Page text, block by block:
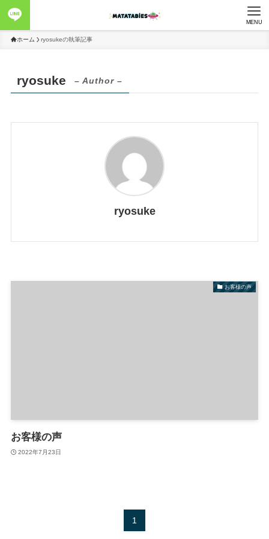
MENU
ホーム ryosukeの執筆記事
ryosuke – Author –
ryosuke
お客様の声
お客様の声
2022年7月23日
1